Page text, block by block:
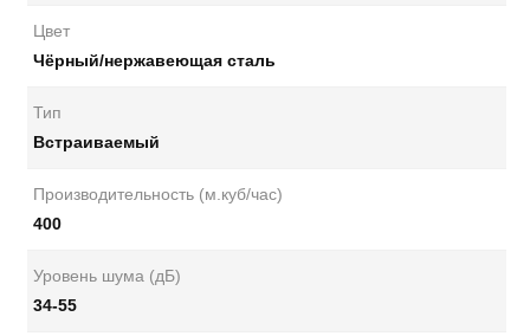
Цвет
Чёрный/нержавеющая сталь
Тип
Встраиваемый
Производительность (м.куб/час)
400
Уровень шума (дБ)
34-55